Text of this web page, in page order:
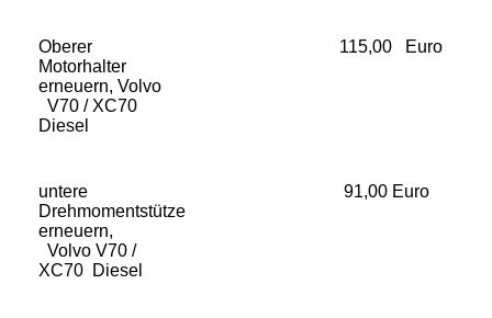
Oberer
Motorhalter
erneuern, Volvo
V70 / XC70
Diesel
115,00 Euro
untere
Drehmomentstütze
erneuern,
Volvo V70 /
XC70 Diesel
91,00 Euro